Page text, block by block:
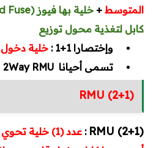
المتوسط +
كابل لتغذية محول توزيع
وإختصارا1+1
: خلية دخول
تسمى أحيانا 2Way RMU
RMU (2+1)
(2+1) RMU
: